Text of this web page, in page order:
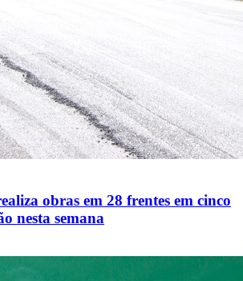
obras em 28 frentes em cinco
nesta semana